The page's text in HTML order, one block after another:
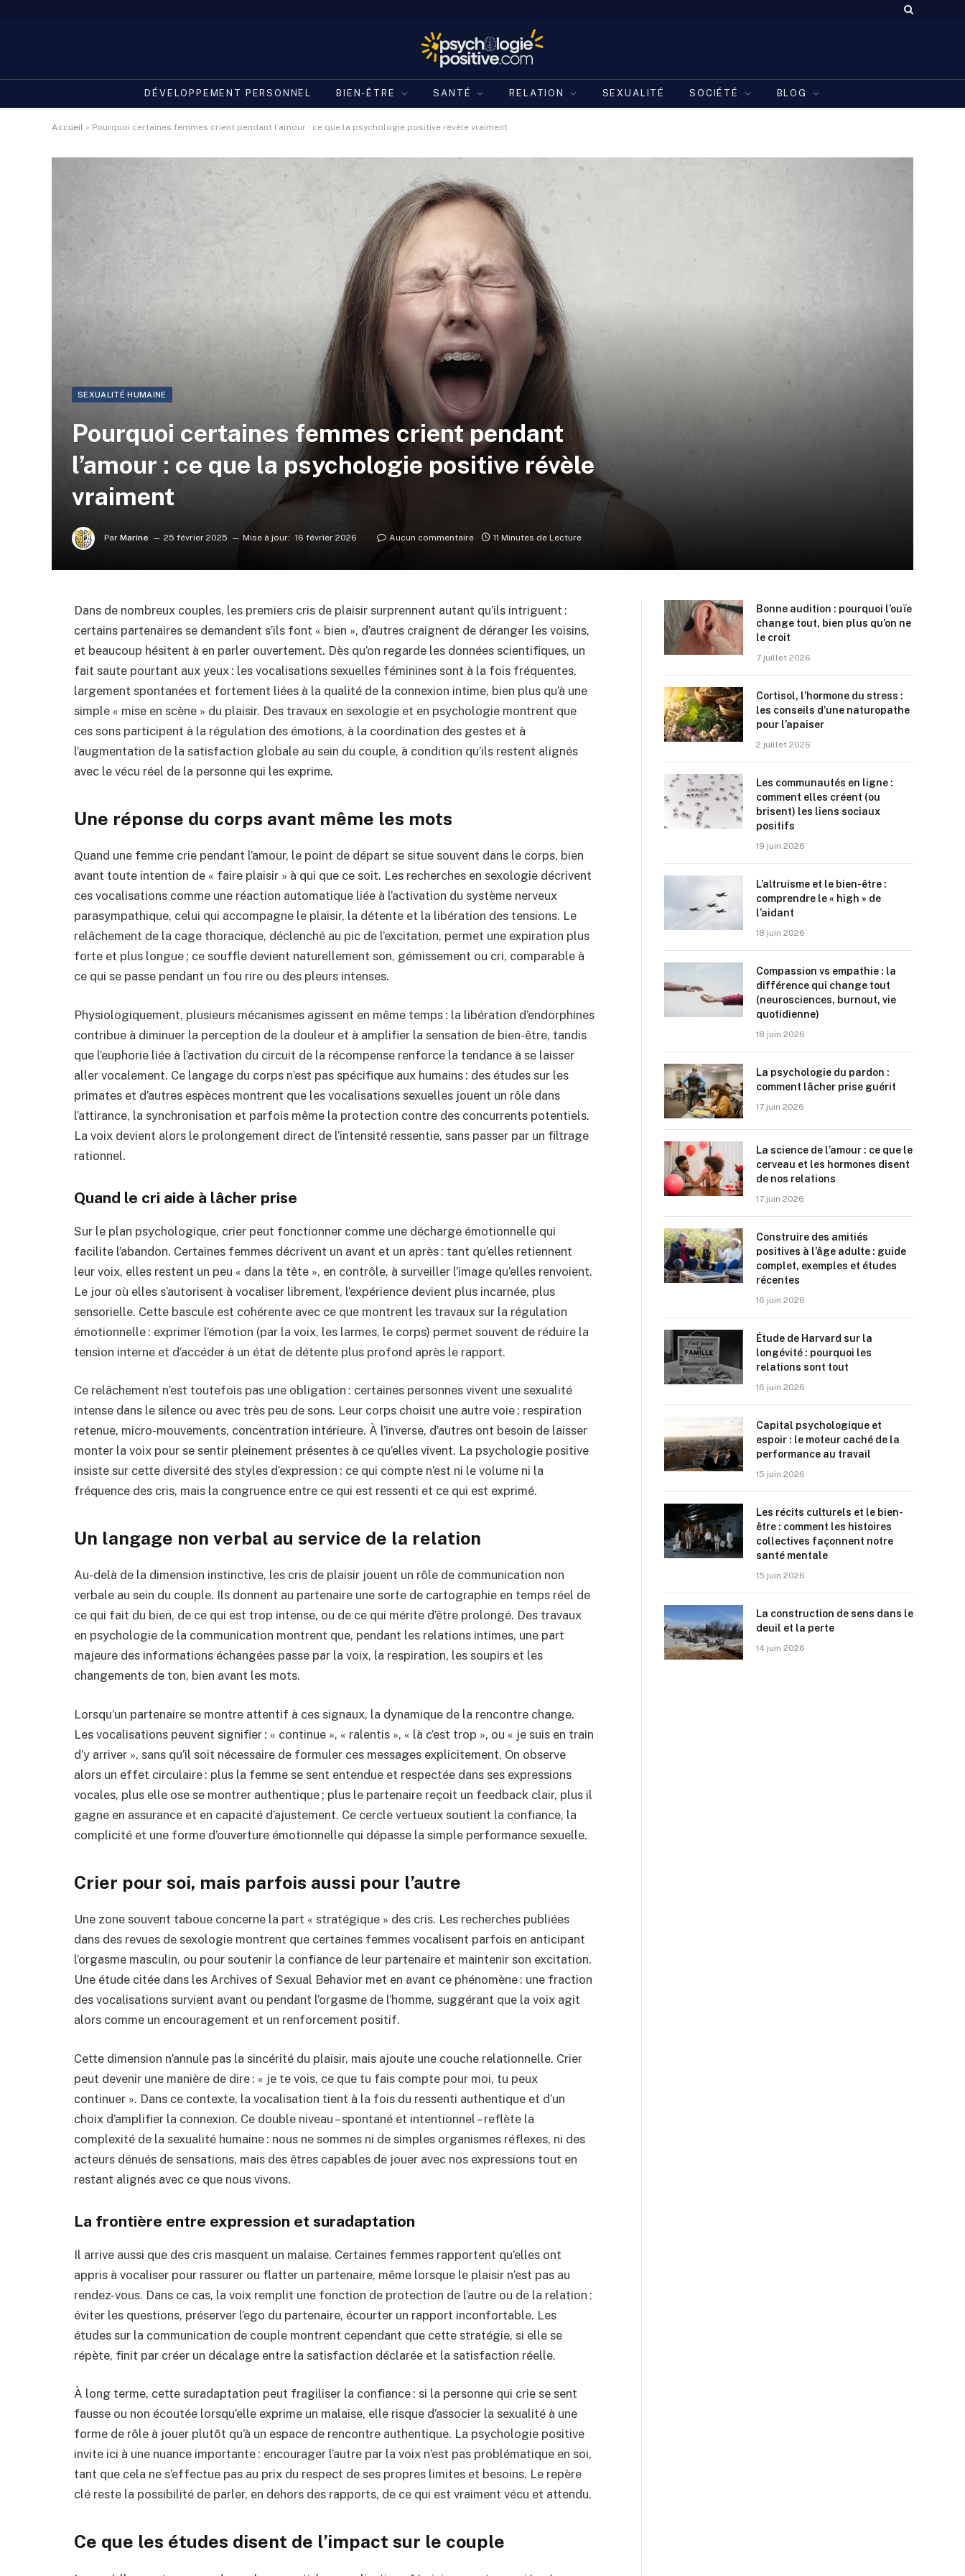
DÉVELOPPEMENT PERSONNEL BIEN-ÊTRE SANTÉ RELATION SEXUALITÉ SOCIÉTÉ BLOG
Accueil » Pourquoi certaines femmes crient pendant l’amour : ce que la psychologie positive révèle vraiment
SEXUALITÉ HUMAINE
Pourquoi certaines femmes crient pendant
l’amour : ce que la psychologie positive révèle
vraiment
Par Marine 25 février 2025 Mise à jour: 16 février 2026 Aucun commentaire 11 Minutes de Lecture
Dans de nombreux couples, les premiers cris de plaisir surprennent autant qu’ils intriguent :
certains partenaires se demandent s’ils font « bien », d’autres craignent de déranger les voisins,
et beaucoup hésitent à en parler ouvertement. Dès qu’on regarde les données scientifiques, un
fait saute pourtant aux yeux : les vocalisations sexuelles féminines sont à la fois fréquentes,
largement spontanées et fortement liées à la qualité de la connexion intime, bien plus qu’à une
simple « mise en scène » du plaisir. Des travaux en sexologie et en psychologie montrent que
ces sons participent à la régulation des émotions, à la coordination des gestes et à
l’augmentation de la satisfaction globale au sein du couple, à condition qu’ils restent alignés
avec le vécu réel de la personne qui les exprime.
Une réponse du corps avant même les mots
Quand une femme crie pendant l’amour, le point de départ se situe souvent dans le corps, bien
avant toute intention de « faire plaisir » à qui que ce soit. Les recherches en sexologie décrivent
ces vocalisations comme une réaction automatique liée à l’activation du système nerveux
parasympathique, celui qui accompagne le plaisir, la détente et la libération des tensions. Le
relâchement de la cage thoracique, déclenché au pic de l’excitation, permet une expiration plus
forte et plus longue ; ce souffle devient naturellement son, gémissement ou cri, comparable à
ce qui se passe pendant un fou rire ou des pleurs intenses.
Physiologiquement, plusieurs mécanismes agissent en même temps : la libération d’endorphines
contribue à diminuer la perception de la douleur et à amplifier la sensation de bien-être, tandis
que l’euphorie liée à l’activation du circuit de la récompense renforce la tendance à se laisser
aller vocalement. Ce langage du corps n’est pas spécifique aux humains : des études sur les
primates et d’autres espèces montrent que les vocalisations sexuelles jouent un rôle dans
l’attirance, la synchronisation et parfois même la protection contre des concurrents potentiels.
La voix devient alors le prolongement direct de l’intensité ressentie, sans passer par un filtrage
rationnel.
Quand le cri aide à lâcher prise
Sur le plan psychologique, crier peut fonctionner comme une décharge émotionnelle qui
facilite l’abandon. Certaines femmes décrivent un avant et un après : tant qu’elles retiennent
leur voix, elles restent un peu « dans la tête », en contrôle, à surveiller l’image qu’elles renvoient.
Le jour où elles s’autorisent à vocaliser librement, l’expérience devient plus incarnée, plus
sensorielle. Cette bascule est cohérente avec ce que montrent les travaux sur la régulation
émotionnelle : exprimer l’émotion (par la voix, les larmes, le corps) permet souvent de réduire la
tension interne et d’accéder à un état de détente plus profond après le rapport.
Ce relâchement n’est toutefois pas une obligation : certaines personnes vivent une sexualité
intense dans le silence ou avec très peu de sons. Leur corps choisit une autre voie : respiration
retenue, micro-mouvements, concentration intérieure. À l’inverse, d’autres ont besoin de laisser
monter la voix pour se sentir pleinement présentes à ce qu’elles vivent. La psychologie positive
insiste sur cette diversité des styles d’expression : ce qui compte n’est ni le volume ni la
fréquence des cris, mais la congruence entre ce qui est ressenti et ce qui est exprimé.
Un langage non verbal au service de la relation
Au-delà de la dimension instinctive, les cris de plaisir jouent un rôle de communication non
verbale au sein du couple. Ils donnent au partenaire une sorte de cartographie en temps réel de
ce qui fait du bien, de ce qui est trop intense, ou de ce qui mérite d’être prolongé. Des travaux
en psychologie de la communication montrent que, pendant les relations intimes, une part
majeure des informations échangées passe par la voix, la respiration, les soupirs et les
changements de ton, bien avant les mots.
Lorsqu’un partenaire se montre attentif à ces signaux, la dynamique de la rencontre change.
Les vocalisations peuvent signifier : « continue », « ralentis », « là c’est trop », ou « je suis en train
d’y arriver », sans qu’il soit nécessaire de formuler ces messages explicitement. On observe
alors un effet circulaire : plus la femme se sent entendue et respectée dans ses expressions
vocales, plus elle ose se montrer authentique ; plus le partenaire reçoit un feedback clair, plus il
gagne en assurance et en capacité d’ajustement. Ce cercle vertueux soutient la confiance, la
complicité et une forme d’ouverture émotionnelle qui dépasse la simple performance sexuelle.
Crier pour soi, mais parfois aussi pour l’autre
Une zone souvent taboue concerne la part « stratégique » des cris. Les recherches publiées
dans des revues de sexologie montrent que certaines femmes vocalisent parfois en anticipant
l’orgasme masculin, ou pour soutenir la confiance de leur partenaire et maintenir son excitation.
Une étude citée dans les Archives of Sexual Behavior met en avant ce phénomène : une fraction
des vocalisations survient avant ou pendant l’orgasme de l’homme, suggérant que la voix agit
alors comme un encouragement et un renforcement positif.
Cette dimension n’annule pas la sincérité du plaisir, mais ajoute une couche relationnelle. Crier
peut devenir une manière de dire : « je te vois, ce que tu fais compte pour moi, tu peux
continuer ». Dans ce contexte, la vocalisation tient à la fois du ressenti authentique et d’un
choix d’amplifier la connexion. Ce double niveau – spontané et intentionnel – reflète la
complexité de la sexualité humaine : nous ne sommes ni de simples organismes réflexes, ni des
acteurs dénués de sensations, mais des êtres capables de jouer avec nos expressions tout en
restant alignés avec ce que nous vivons.
La frontière entre expression et suradaptation
Il arrive aussi que des cris masquent un malaise. Certaines femmes rapportent qu’elles ont
appris à vocaliser pour rassurer ou flatter un partenaire, même lorsque le plaisir n’est pas au
rendez-vous. Dans ce cas, la voix remplit une fonction de protection de l’autre ou de la relation :
éviter les questions, préserver l’ego du partenaire, écourter un rapport inconfortable. Les
études sur la communication de couple montrent cependant que cette stratégie, si elle se
répète, finit par créer un décalage entre la satisfaction déclarée et la satisfaction réelle.
À long terme, cette suradaptation peut fragiliser la confiance : si la personne qui crie se sent
fausse ou non écoutée lorsqu’elle exprime un malaise, elle risque d’associer la sexualité à une
forme de rôle à jouer plutôt qu’à un espace de rencontre authentique. La psychologie positive
invite ici à une nuance importante : encourager l’autre par la voix n’est pas problématique en soi,
tant que cela ne s’effectue pas au prix du respect de ses propres limites et besoins. Le repère
clé reste la possibilité de parler, en dehors des rapports, de ce qui est vraiment vécu et attendu.
Ce que les études disent de l’impact sur le couple
Bonne audition : pourquoi l’ouïe
change tout, bien plus qu’on ne
le croit
7 juillet 2026
Cortisol, l’hormone du stress :
les conseils d’une naturopathe
pour l’apaiser
2 juillet 2026
Les communautés en ligne :
comment elles créent (ou
brisent) les liens sociaux
positifs
19 juin 2026
L’altruisme et le bien-être :
comprendre le « high » de
l’aidant
18 juin 2026
Compassion vs empathie : la
différence qui change tout
(neurosciences, burnout, vie
quotidienne)
18 juin 2026
La psychologie du pardon :
comment lâcher prise guérit
17 juin 2026
La science de l’amour : ce que le
cerveau et les hormones disent
de nos relations
17 juin 2026
Construire des amitiés
positives à l’âge adulte : guide
complet, exemples et études
récentes
16 juin 2026
Étude de Harvard sur la
longévité : pourquoi les
relations sont tout
16 juin 2026
Capital psychologique et
espoir : le moteur caché de la
performance au travail
15 juin 2026
Les récits culturels et le bien-
être : comment les histoires
collectives façonnent notre
santé mentale
15 juin 2026
La construction de sens dans le
deuil et la perte
14 juin 2026